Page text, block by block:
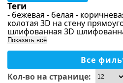
Белый
Бежевый
Синий
Серый
Теги
- бежевая - белая -
колотая 3D на стену
шлифованная 3D
Показать всё
Все
Кол-во на странице: